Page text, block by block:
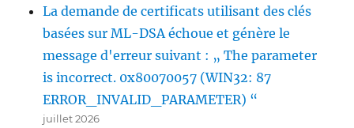
La demande de certificats utilisant des clés
basées sur ML-DSA échoue et génère le
message d'erreur suivant : „ The parameter
is incorrect. 0x80070057 (WIN32: 87
ERROR_INVALID_PARAMETER) “
juillet 2026